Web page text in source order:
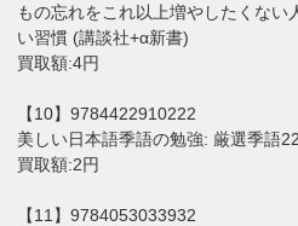
もの忘れをこれ以上増やしたくない
い習慣 (講談社+α新書)
買取額:4円
【10】9784422910222
美しい日本語季語の勉強: 厳選季語
買取額:2円
【11】9784053033932